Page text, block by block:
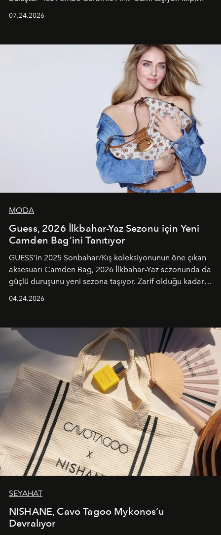
unsurlarından biri olarak öne çıkıyor.
07.24.2026
MODA
Guess, 2026 İlkbahar-Yaz Sezonu için Yeni
Camden Bag’ini Tanıtıyor
GUESS’in 2025 Sonbahar/Kış koleksiyonunun öne çıkan
aksesuarı Camden Bag, 2026 İlkbahar-Yaz sezonunda da
güçlü duruşunu yeni sezona taşıyor. Zarif olduğu kadar
04.24.2026
SEYAHAT
NISHANE, Cavo Tagoo Mykonos’u
Devralıyor